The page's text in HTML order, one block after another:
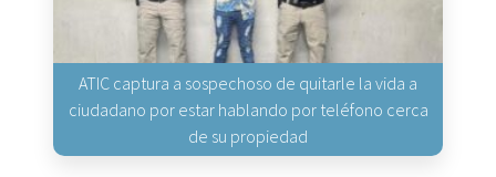
ATIC captura a sospechoso de quitarle la vida a
ciudadano por estar hablando por teléfono cerca
de su propiedad